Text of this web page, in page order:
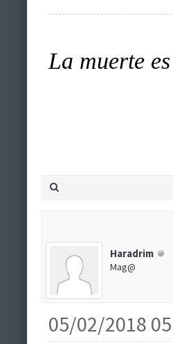
La muerte
Haradrim
Mag@
05/02/2018